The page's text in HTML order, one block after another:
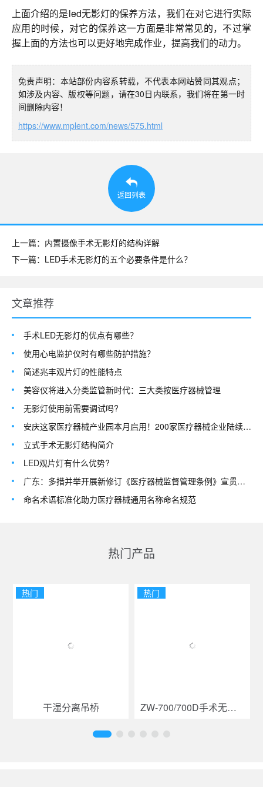
上面介绍的是led无影灯的保养方法，我们在对它进行实际
应用的时候，对它的保养这一方面是非常常见的，不过掌
握上面的方法也可以更好地完成作业，提高我们的动力。
免责声明：本站部份内容系转载，不代表本网站赞同其观点；
如涉及内容、版权等问题，请在30日内联系，我们将在第一时
间删除内容！
https://www.mplent.com/news/575.html
返回列表
上一篇：内置摄像手术无影灯的结构详解
下一篇：LED手术无影灯的五个必要条件是什么？
文章推荐
手术LED无影灯的优点有哪些？
使用心电监护仪时有哪些防护措施？
简述兆丰观片灯的性能特点
美容仪将进入分类监管新时代：三大类按医疗器械管理
无影灯使用前需要调试吗?
安庆这家医疗器械产业园本月启用！200家医疗器械企业陆续入驻
立式手术无影灯结构简介
LED观片灯有什么优势?
广东：多措并举开展新修订《医疗器械监督管理条例》宣贯活动
命名术语标准化助力医疗器械通用名称命名规范
热门产品
热门
干湿分离吊桥
热门
ZW-700/700D手术无影灯